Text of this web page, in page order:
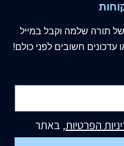
של תורה שלמה וקבל במייל
חשובים לפני כולם!
הפרטיות, באתר